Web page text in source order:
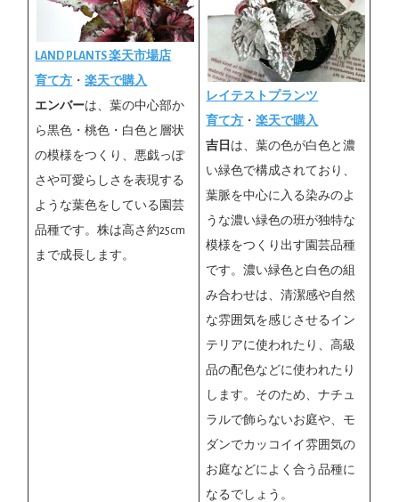
LAND PLANTS 楽天市場店
育て方 ・楽天で購入
エンバーは、葉の中心部か
ら黒色・桃色・白色と層状
の模様をつくり、悪戯っぽ
さや可愛らしさを表現する
ような葉色をしている園芸
品種です。株は高さ約25cm
まで成長します。
レイテストプランツ
育て方 ・楽天で購入
吉日 は、葉の色が白色と濃
い緑色で構成されており、
葉脈を中心に入る染みのよ
うな濃い緑色の班が独特な
模様をつくり出す園芸品種
です。濃い緑色と白色の組
み合わせは、清潔感や自然
な雰囲気を感じさせるイン
テリアに使われたり、高級
品の配色などに使われたり
します。そのため、ナチュ
ラルで飾らないお庭や、モ
ダンでカッコイイ雰囲気の
お庭などによく合う品種に
なるでしょう。